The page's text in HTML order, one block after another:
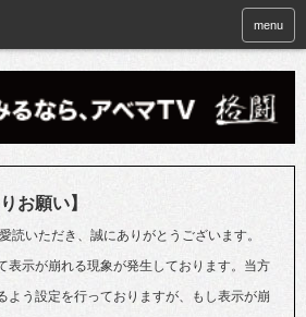
menu
お願い】
読いただき、誠にありがとうございます。
表示が崩れる現象が発生しております。当方
よう設定を行っておりますが、もし表示が崩